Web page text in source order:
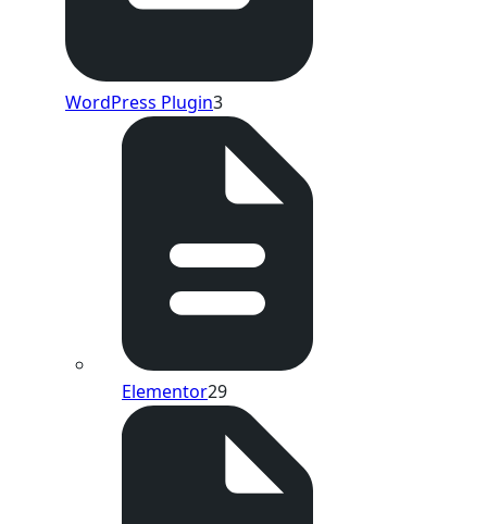
WordPress Plugin3
Elementor29